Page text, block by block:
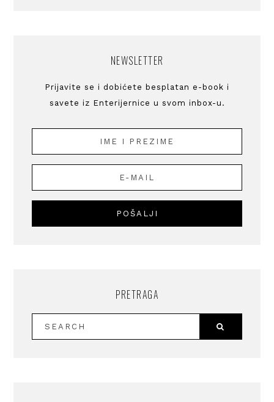
NEWSLETTER
Prijavite se i dobićete besplatan e-book i
savete iz Enterijernice u svom inbox-u.
PRETRAGA